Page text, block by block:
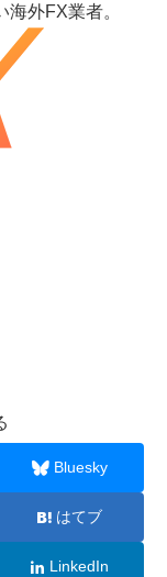
外FX業者。
Bluesky
はてブ
LinkedIn